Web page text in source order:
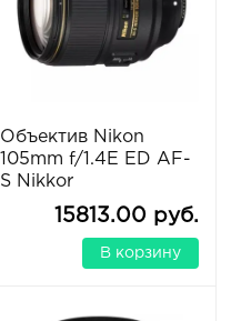
Объектив Nikon
105mm f/1.4E ED AF-
S Nikkor
15813.00 руб.
В корзину